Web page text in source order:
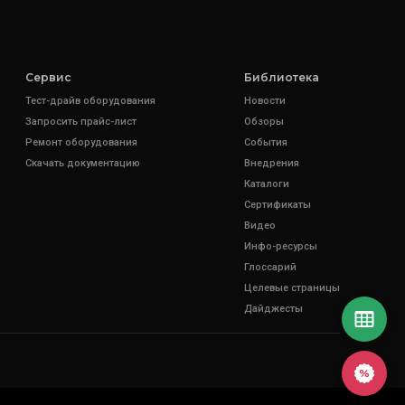
Сервис
Тест-драйв оборудования
Запросить прайс-лист
Ремонт оборудования
Скачать документацию
Библиотека
Новости
Обзоры
События
Внедрения
Каталоги
Сертификаты
Видео
Инфо-ресурсы
Глоссарий
Целевые страницы
Дайджесты